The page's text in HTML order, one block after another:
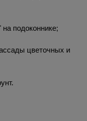
подоконнике;
цветочных и